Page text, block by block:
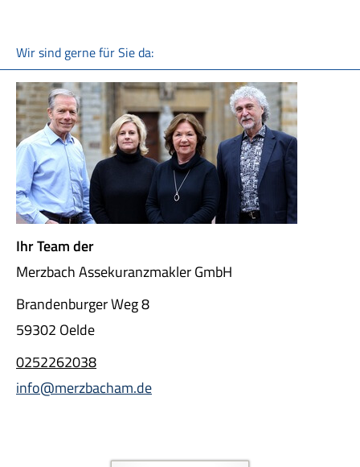
Wir sind gerne für Sie da:
Ihr Team der
Merzbach Assekuranzmakler GmbH
Brandenburger Weg 8
59302 Oelde
0252262038
info@merzbacham.de